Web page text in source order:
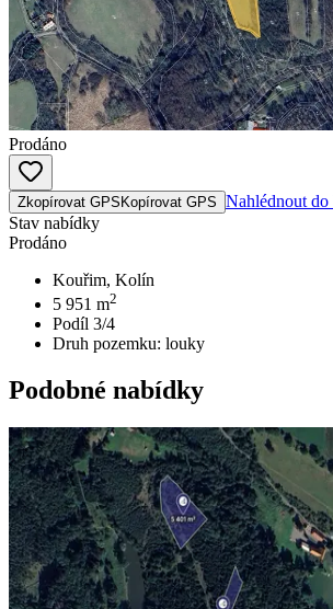
Prodáno
Zkopírovat GPS Kopírovat GPS Nahlédnout do
Stav nabídky
Prodáno
Kouřim, Kolín
5 951 m2
Podíl 3/4
Druh pozemku: louky
Podobné nabídky